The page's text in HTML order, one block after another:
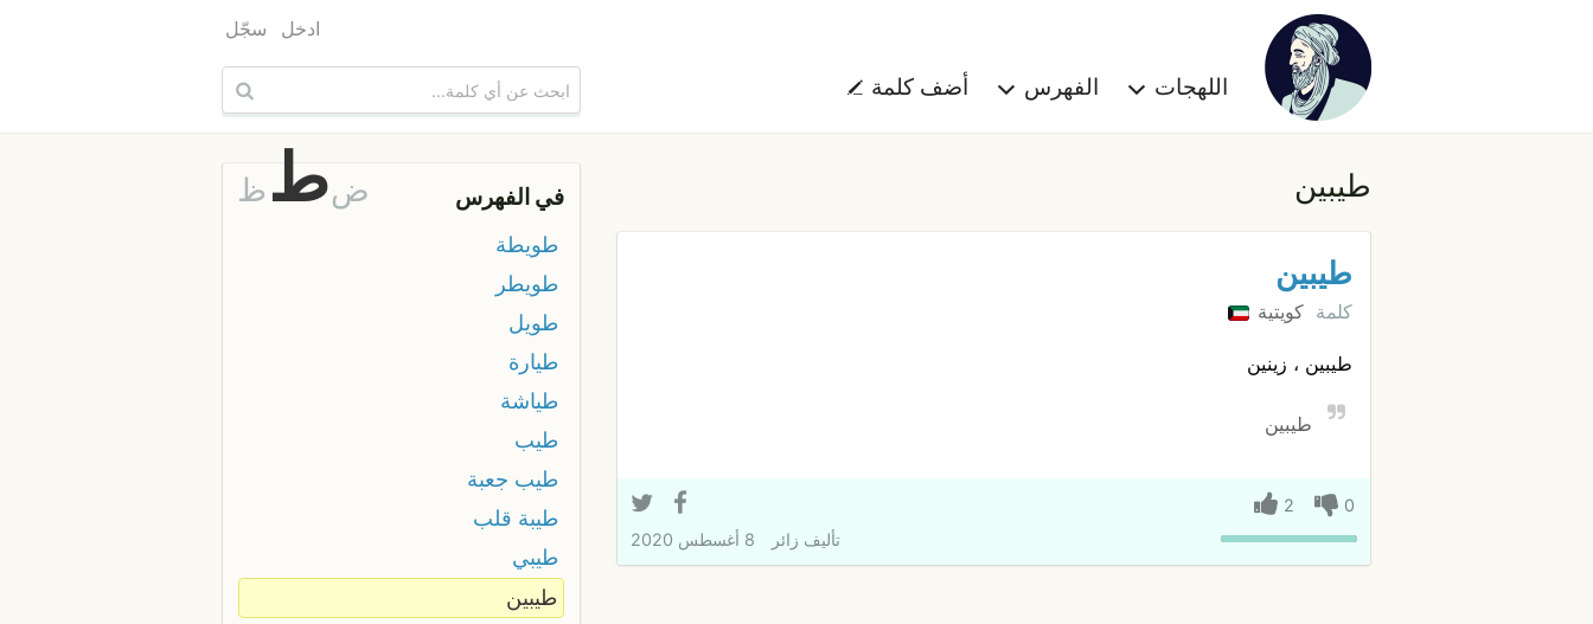
اللهجات الفهرس أضف كلمة
ادخل سجّل
طيبين
طيبين
كلمة كويتية
طيبين ، زينين
طيبين
0
2
تأليف زائر 8 أغسطس 2020
في الفهرس ضط ظ
طويطة
طويطر
طويل
طيارة
طياشة
طيب
طيب جعبة
طيبة قلب
طيبي
طيبين